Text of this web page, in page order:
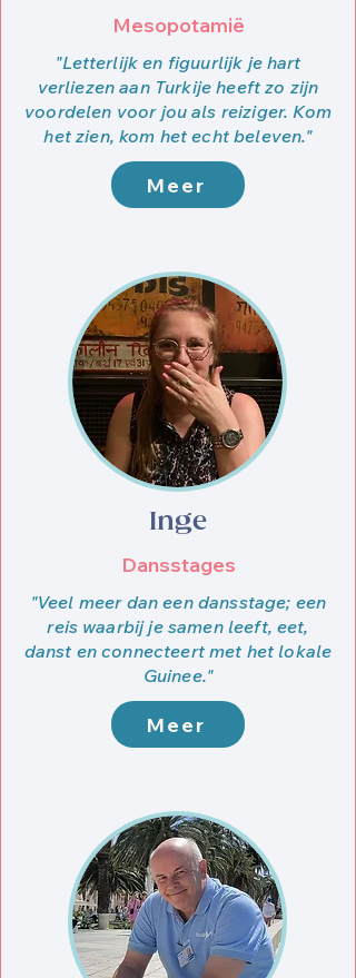
Mesopotamië
"Letterlijk en figuurlijk je hart
verliezen aan Turkije heeft zo zijn
voordelen voor jou als reiziger. Kom
het zien, kom het echt beleven."
Meer
Inge
Dansstages
"Veel meer dan een dansstage; een
reis waarbij je samen leeft, eet,
danst en connecteert met het lokale
Guinee."
Meer